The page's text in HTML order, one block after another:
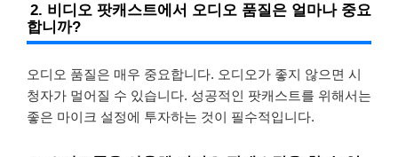
2. 비디오 팟캐스트에서 오디오 품질은 얼마나 중요
합니까?
오디오 품질은 매우 중요합니다. 오디오가 좋지 않으면 시
청자가 멀어질 수 있습니다. 성공적인 팟캐스트를 위해서는
좋은 마이크 설정에 투자하는 것이 필수적입니다.